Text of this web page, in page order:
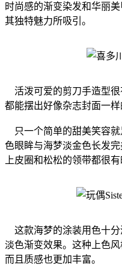
时尚感的渐变染发和华丽
其独特魅力所吸引。
活泼可爱的剪刀手造型很
都能摆出好像杂志封面一样
只一个简单的甜美笑容就
色眼眸与海梦淡金色长发
上皮圈和松松的领带都很有
这款海梦的涂装用色十分
淡色渐变效果。这种上色
而且质感也更加丰富。